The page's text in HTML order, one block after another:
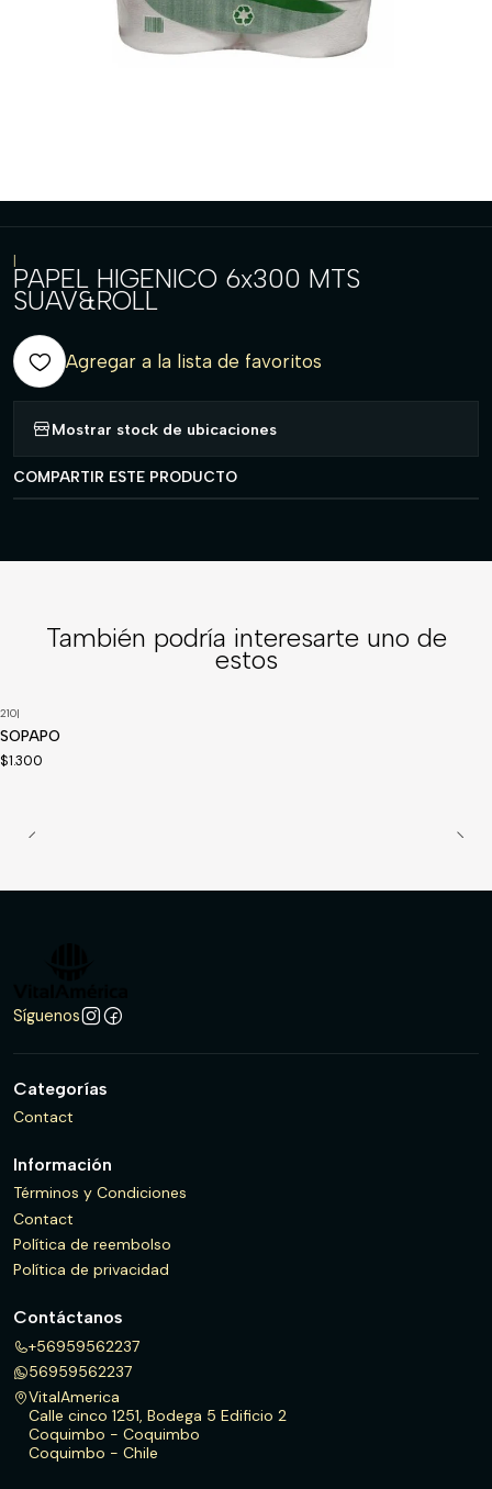
|
PAPEL HIGENICO 6x300 MTS
SUAV&ROLL
Agregar a la lista de favoritos
Mostrar stock de ubicaciones
COMPARTIR ESTE PRODUCTO
También podría interesarte uno de
estos
210|
SOPAPO
$1.300
Síguenos
Categorías
Contact
Información
Términos y Condiciones
Contact
Política de reembolso
Política de privacidad
Contáctanos
+56959562237
56959562237
VitalAmerica
Calle cinco 1251, Bodega 5 Edificio 2
Coquimbo - Coquimbo
Coquimbo - Chile